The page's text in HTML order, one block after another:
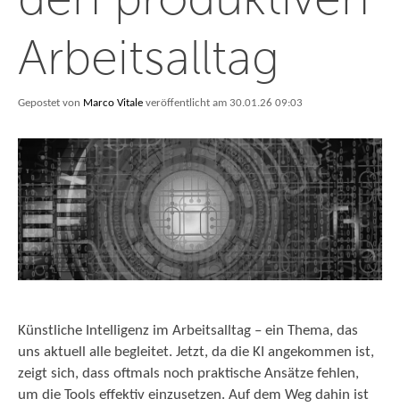
Arbeitsalltag
Gepostet von Marco Vitale veröffentlicht am 30.01.26 09:03
Künstliche Intelligenz im Arbeitsalltag – ein Thema, das
uns aktuell alle begleitet. Jetzt, da die KI angekommen ist,
zeigt sich, dass oftmals noch praktische Ansätze fehlen,
um die Tools effektiv einzusetzen. Auf dem Weg dahin ist